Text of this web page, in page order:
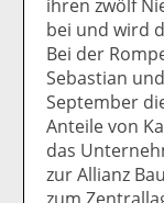
ihren zwölf
bei und wird
Bei der
Sebastian
September
Anteile von
das
zur Allianz